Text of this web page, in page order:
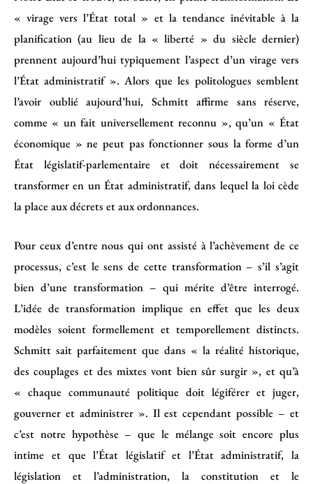
« virage vers l’État total » et la tendance inévitable à la
planification (au lieu de la « liberté » du siècle dernier)
prennent aujourd’hui typiquement l’aspect d’un virage vers
l’État administratif ». Alors que les politologues semblent
l’avoir oublié aujourd’hui, Schmitt affirme sans réserve,
comme « un fait universellement reconnu », qu’un « État
économique » ne peut pas fonctionner sous la forme d’un
État législatif-parlementaire et doit nécessairement se
transformer en un État administratif, dans lequel la loi cède
la place aux décrets et aux ordonnances.
Pour ceux d’entre nous qui ont assisté à l’achèvement de ce
processus, c’est le sens de cette transformation – s’il s’agit
bien d’une transformation – qui mérite d’être interrogé.
L’idée de transformation implique en effet que les deux
modèles soient formellement et temporellement distincts.
Schmitt sait parfaitement que dans « la réalité historique,
des couplages et des mixtes vont bien sûr surgir », et qu’à
« chaque communauté politique doit légiférer et juger,
gouverner et administrer ». Il est cependant possible – et
c’est notre hypothèse – que le mélange soit encore plus
intime et que l’État législatif et l’État administratif, la
législation et l’administration, la constitution et le